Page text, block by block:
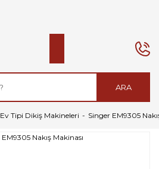
ARA
Ev Tipi Dikiş Makineleri Singer EM9305